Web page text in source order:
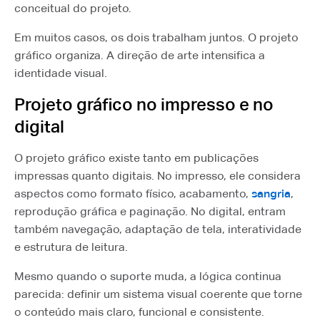
conceitual do projeto.
Em muitos casos, os dois trabalham juntos. O projeto
gráfico organiza. A direção de arte intensifica a
identidade visual.
Projeto gráfico no impresso e no
digital
O projeto gráfico existe tanto em publicações
impressas quanto digitais. No impresso, ele considera
aspectos como formato físico, acabamento, sangria,
reprodução gráfica e paginação. No digital, entram
também navegação, adaptação de tela, interatividade
e estrutura de leitura.
Mesmo quando o suporte muda, a lógica continua
parecida: definir um sistema visual coerente que torne
o conteúdo mais claro, funcional e consistente.